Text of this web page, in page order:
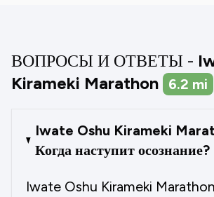
ВОПРОСЫ И ОТВЕТЫ -
Kirameki Marathon
6.2 mi
Iwate Oshu Kirameki
Когда наступит осознание?
Iwate Oshu Kirameki